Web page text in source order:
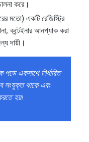
করে।
মতো) একটি রেজিস্ট্রি
কন্টেইনার আনপ্যাক করা
দায়ী।
একসাথে নির্ধারিত
সংযুক্ত থাকে এবং
হয়৷